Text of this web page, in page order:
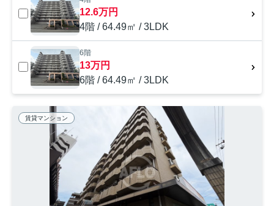
12.6万円
4階 / 64.49㎡ / 3LDK
6階
13万円
6階 / 64.49㎡ / 3LDK
賃貸マンション